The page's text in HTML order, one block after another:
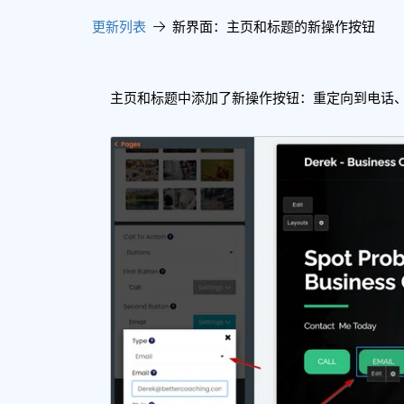
更新列表 新界面：主页和标题的新操作按钮
主页和标题中添加了新操作按钮：重定向到电话